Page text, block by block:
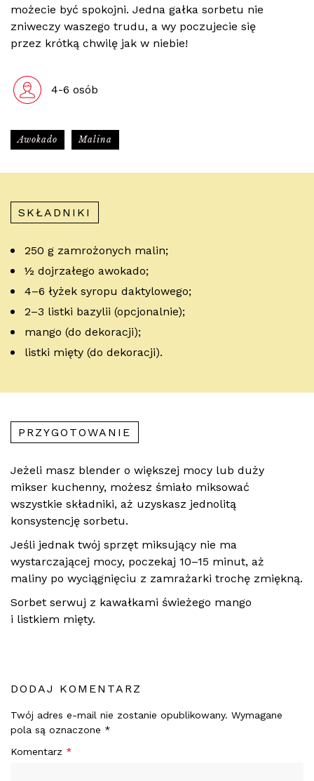
możecie być spokojni. Jedna gałka sorbetu nie
zniweczy waszego trudu, a wy poczujecie się
przez krótką chwilę jak w niebie!
4-6 osób
Awokado Malina
SKŁADNIKI
250 g zamrożonych malin;
½ dojrzałego awokado;
4–6 łyżek syropu daktylowego;
2–3 listki bazylii (opcjonalnie);
mango (do dekoracji);
listki mięty (do dekoracji).
PRZYGOTOWANIE
Jeżeli masz blender o większej mocy lub duży
mikser kuchenny, możesz śmiało miksować
wszystkie składniki, aż uzyskasz jednolitą
konsystencję sorbetu.
Jeśli jednak twój sprzęt miksujący nie ma
wystarczającej mocy, poczekaj 10–15 minut, aż
maliny po wyciągnięciu z zamrażarki trochę zmiękną.
Sorbet serwuj z kawałkami świeżego mango
i listkiem mięty.
DODAJ KOMENTARZ
Twój adres e-mail nie zostanie opublikowany. Wymagane
pola są oznaczone *
Komentarz *